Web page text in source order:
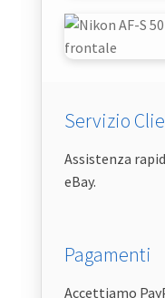
Servizio
Assistenza
eBay.
Pagamenti
Accettiamo